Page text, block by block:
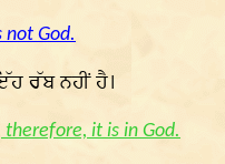
not God.
ਰੱਬ ਨਹੀਂ ਹੈ।
it is in God.